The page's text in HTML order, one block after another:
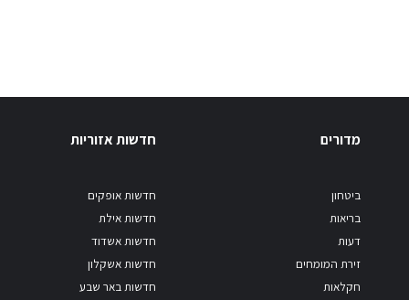
מדורים
ביטחון
בריאות
דעות
זירת המומחים
חקלאות
חדשות אזוריות
חדשות אופקים
חדשות אילת
חדשות אשדוד
חדשות אשקלון
חדשות באר שבע